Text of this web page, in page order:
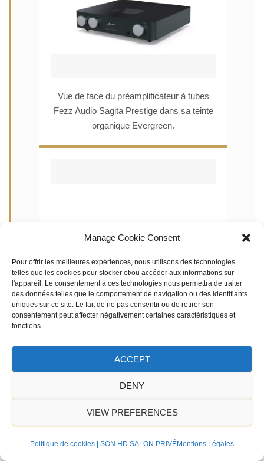
Manage Cookie Consent
Pour offrir les meilleures expériences, nous utilisons des technologies
telles que les cookies pour stocker et/ou accéder aux informations sur
l'appareil. Le consentement à ces technologies nous permettra de traiter
des données telles que le comportement de navigation ou des identifiants
uniques sur ce site. Le fait de ne pas consentir ou de retirer son
consentement peut affecter négativement certaines caractéristiques et
fonctions.
ACCEPT
DENY
VIEW PREFERENCES
Politique de cookies | SON HD SALON PRIVÉMentions Légales
Vue de face du préamplificateur à tubes
Fezz Audio Sagita Prestige dans sa teinte
organique Evergreen.
Profil du boitier du préamplificateur Fezz